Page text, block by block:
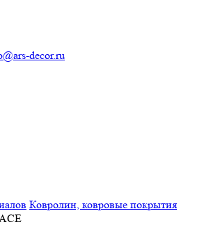
decor.ru
Ковролин, ковровые покрытия